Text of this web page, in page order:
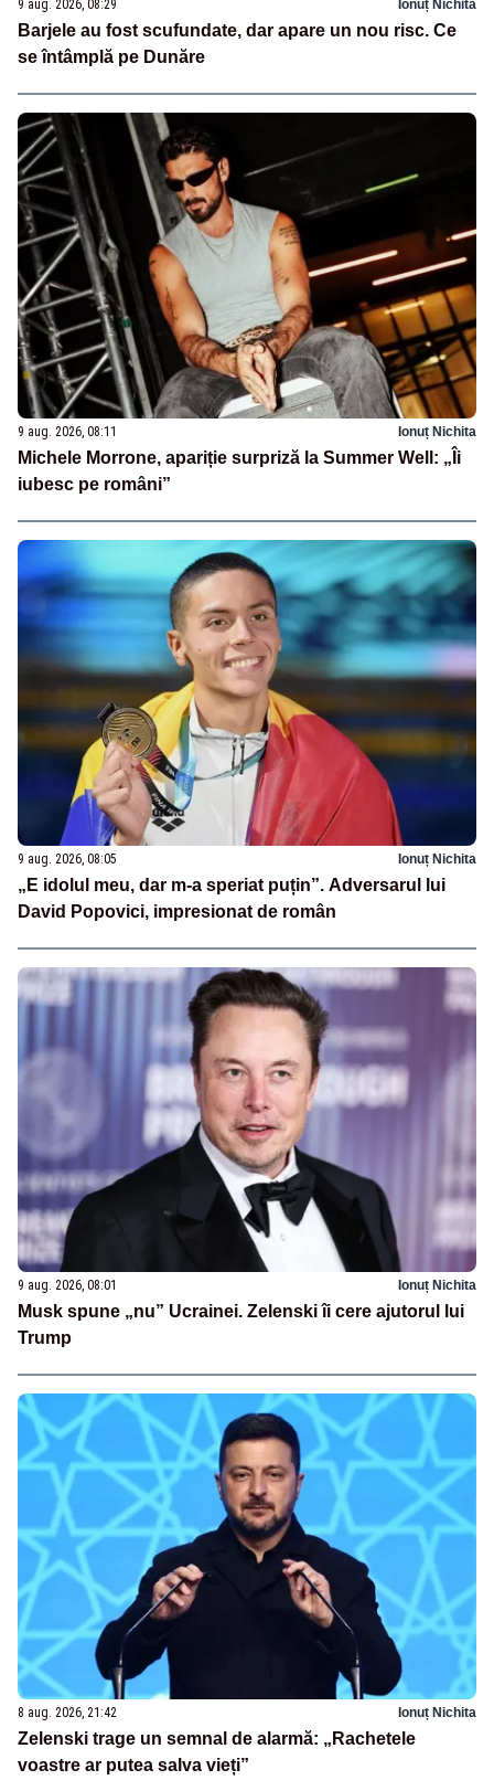
9 aug. 2026, 08:29 Ionuț Nichita
Barjele au fost scufundate, dar apare un nou risc. Ce
se întâmplă pe Dunăre
9 aug. 2026, 08:11 Ionuț Nichita
Michele Morrone, apariție surpriză la Summer Well: „Îi
iubesc pe români”
9 aug. 2026, 08:05 Ionuț Nichita
„E idolul meu, dar m-a speriat puțin”. Adversarul lui
David Popovici, impresionat de român
9 aug. 2026, 08:01 Ionuț Nichita
Musk spune „nu” Ucrainei. Zelenski îi cere ajutorul lui
Trump
8 aug. 2026, 21:42 Ionuț Nichita
Zelenski trage un semnal de alarmă: „Rachetele
voastre ar putea salva vieți”